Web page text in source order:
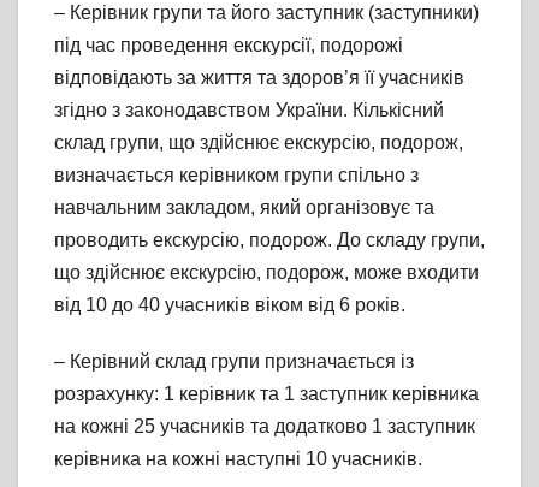
– Керівник групи та його заступник (заступники)
під час проведення екскурсії, подорожі
відповідають за життя та здоров’я її учасників
згідно з законодавством України. Кількісний
склад групи, що здійснює екскурсію, подорож,
визначається керівником групи спільно з
навчальним закладом, який організовує та
проводить екскурсію, подорож. До складу групи,
що здійснює екскурсію, подорож, може входити
від 10 до 40 учасників віком від 6 років.
– Керівний склад групи призначається із
розрахунку: 1 керівник та 1 заступник керівника
на кожні 25 учасників та додатково 1 заступник
керівника на кожні наступні 10 учасників.